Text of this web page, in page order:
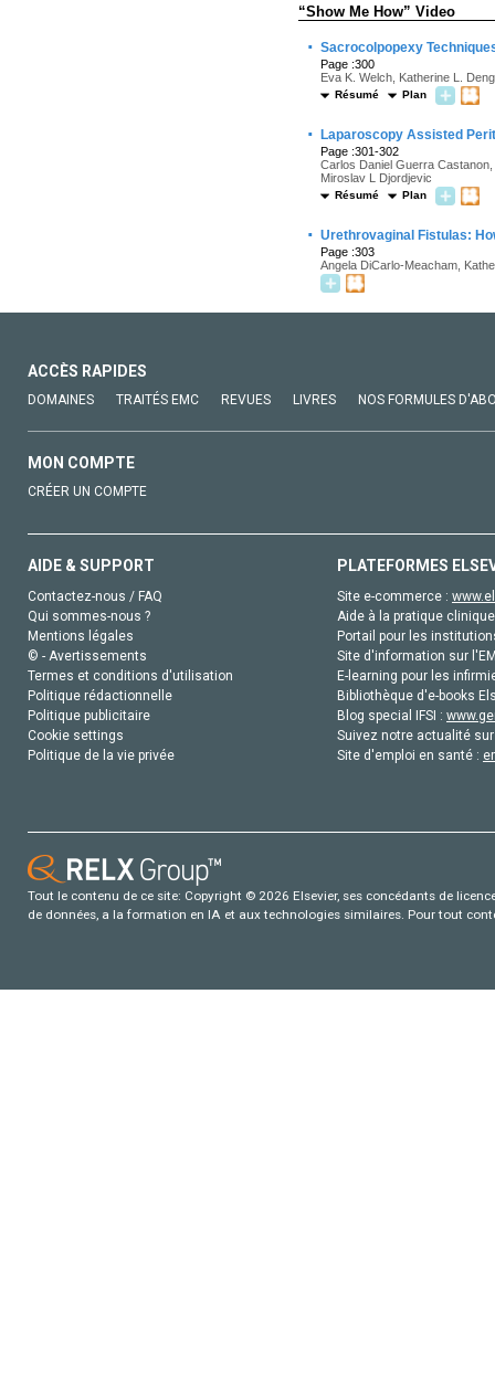
“Show Me How” Video
· Sacrocolpopexy
Page :300
Eva K. Welch, Katherine L.
Résumé Plan
· Laparoscopy Assisted
Page :301-302
Carlos Daniel Guerra
Miroslav L Djordjevic
Résumé Plan
· Urethrovaginal Fistulas:
Page :303
Angela DiCarlo-Meacham,
ACCÈS RAPIDES
DOMAINES TRAITÉS EMC REVUES LIVRES NOS FORMULES
MON COMPTE
CRÉER UN COMPTE
AIDE & SUPPORT
Contactez-nous / FAQ
Qui sommes-nous ?
Mentions légales
© - Avertissements
Termes et conditions d'utilisation
Politique rédactionnelle
Politique publicitaire
Cookie settings
Politique de la vie privée
PLATEFORMES
Site e-commerce :
Aide à la pratique
Portail pour les
Site d'information sur
E-learning pour les
Bibliothèque d'e-books
Blog special IFSI :
Suivez notre actualité
Site d'emploi en santé :
Tout le contenu de ce site: Copyright © 2026 Elsevier, ses concédants de
de données, a la formation en IA et aux technologies similaires. Pour tout